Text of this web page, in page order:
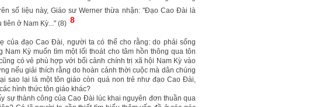
số liệu này, Giáo sư Werner thừa nhận: "Đạo Cao Đài là
ở Nam Kỳ..." (8) 8
của đạo Cao Đài, người ta có thể cho rằng: do phải sống
Kỳ muốn tìm một lối thoát cho tâm hồn thông qua tôn
có vẻ phù hợp với bối cảnh chính trị xã hội Nam Kỳ vào
nếu giải thích rằng do hoàn cảnh thời cuộc mà dân chúng
sao lại là một tôn giáo còn quá non trẻ như đạo Cao Đài,
hình thức tôn giáo khác?
sự thành công của Cao Đài lúc khai nguyên đơn thuần qua